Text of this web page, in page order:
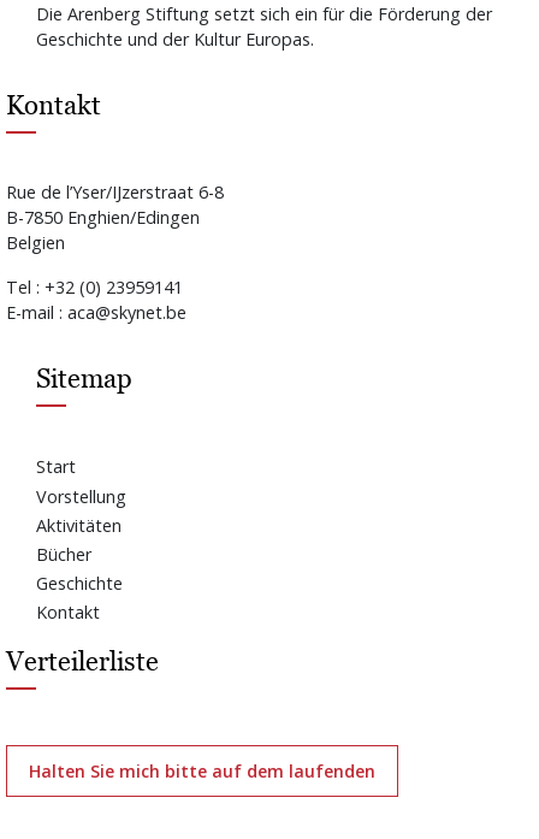
Die Arenberg Stiftung setzt sich ein für die Förderung der
Geschichte und der Kultur Europas.
Kontakt
Rue de l’Yser/IJzerstraat 6-8
B-7850 Enghien/Edingen
Belgien
Tel : +32 (0) 23959141
E-mail : aca@skynet.be
Sitemap
Start
Vorstellung
Aktivitäten
Bücher
Geschichte
Kontakt
Verteilerliste
Halten Sie mich bitte auf dem laufenden